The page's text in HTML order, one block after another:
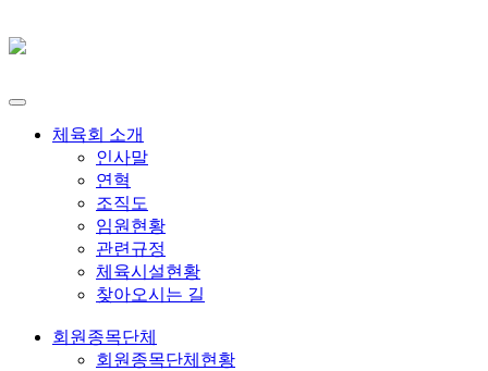
Toggle
navigation체육회 소개
인사말
연혁
조직도
임원현황
관련규정
체육시설현황
찾아오시는 길
회원종목단체
회원종목단체현황